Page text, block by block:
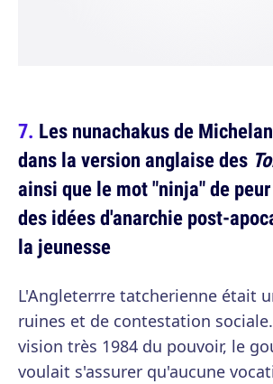
Les nunachakus de
dans la version anglaise des
ainsi que le mot "ninja" de
des idées d'anarchie post-
la jeunesse
L'Angleterrre tatcherienne était
ruines et de contestation
vision très 1984 du pouvoir, le
voulait s'assurer qu'aucune